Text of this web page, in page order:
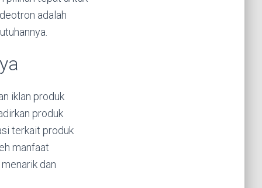
adalah
iklan produk
produk
terkait produk
manfaat
dan